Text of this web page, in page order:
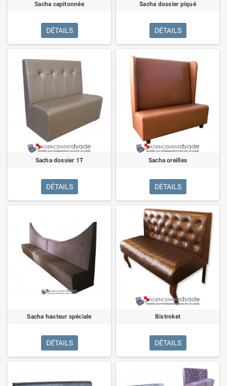
Sacha capitonnée
DÉTAILS
Sacha dossier piqué
DÉTAILS
Sacha dossier 1T
DÉTAILS
Sacha oreilles
DÉTAILS
Sacha hauteur spéciale
DÉTAILS
Bistroket
DÉTAILS